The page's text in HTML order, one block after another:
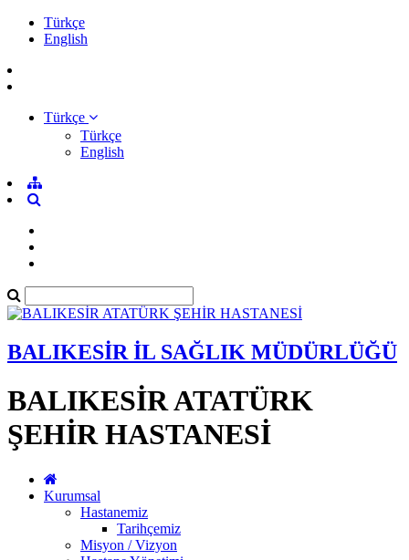
Türkçe
English
Türkçe
Türkçe
English
BALIKESİR İL SAĞLIK MÜDÜRLÜĞÜ
BALIKESİR ATATÜRK
ŞEHİR HASTANESİ
Kurumsal
Hastanemiz
Tarihçemiz
Misyon / Vizyon